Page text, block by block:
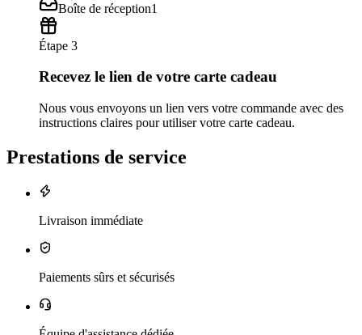
Boîte de réception1
Étape 3
Recevez le lien de votre carte cadeau
Nous vous envoyons un lien vers votre commande avec des
instructions claires pour utiliser votre carte cadeau.
Prestations de service
Livraison immédiate
Paiements sûrs et sécurisés